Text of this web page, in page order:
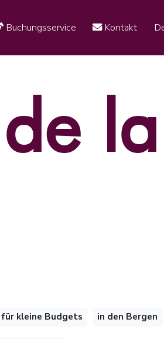
Buchungsservice Kontakt
la
für kleine Budgets in den Bergen